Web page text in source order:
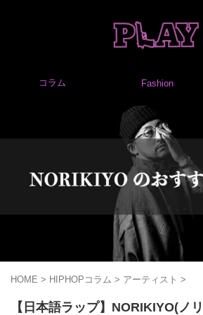
コラム Fashion
HOME > HIPHOPコラム > アーティスト >
【日本語ラップ】NORIKIYO(ノ